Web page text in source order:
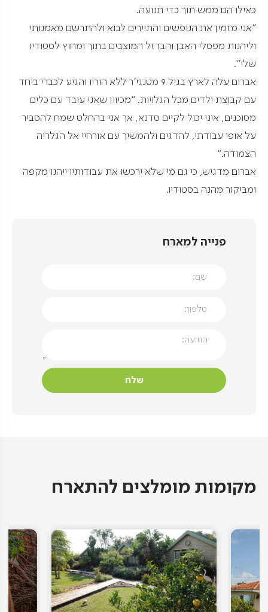
כאילו הם ממש תוך כדי תנועה.
"אני מזמין את הנופשים והתיירים לבוא ולהתרשם מאמנותי
וליהנות מפסלי האבן והברזל המוצבים בתוך ומחוץ לסטודיו
שלי".
אברום עלה לארץ בגיל 9 מטנגי'ר ללא הוריו והגיע לכברי ביחד
עם קבוצת ילדים מכל הגלויות. "מכיוון שאני עובד עם כלים
מסוכנים, איני יכול לקיים סדנא, אך אני בהחלט שמח להסביר
על אופי עבודתי, להדגים ולהמשיך עם אורחיי אל הגלריה
הצמודה."
אברום מדגיש, כי גם מי שלא ירכשו את עבודותיו ייהנו מקפה
ומביקור מהנה בסטודיו.
פנייה למארח
מקומות מומלצים להתארח